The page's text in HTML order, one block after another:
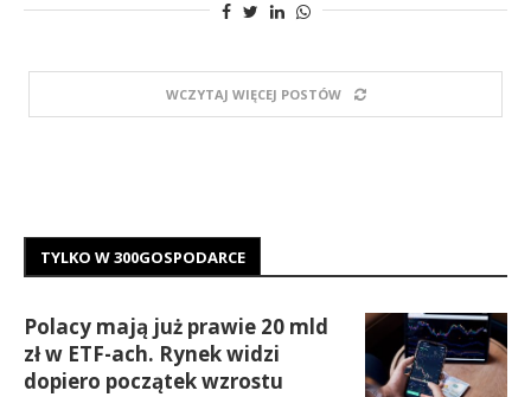
WCZYTAJ WIĘCEJ POSTÓW
TYLKO W 300GOSPODARCE
Polacy mają już prawie 20 mld
zł w ETF-ach. Rynek widzi
dopiero początek wzrostu